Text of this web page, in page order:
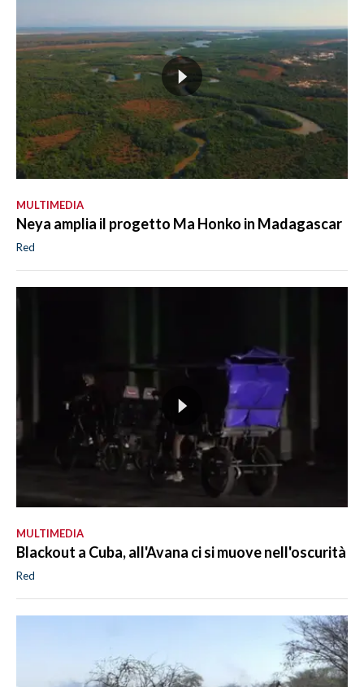
MULTIMEDIA
Neya amplia il progetto Ma Honko in Madagascar
Red
MULTIMEDIA
Blackout a Cuba, all'Avana ci si muove nell'oscurità
Red